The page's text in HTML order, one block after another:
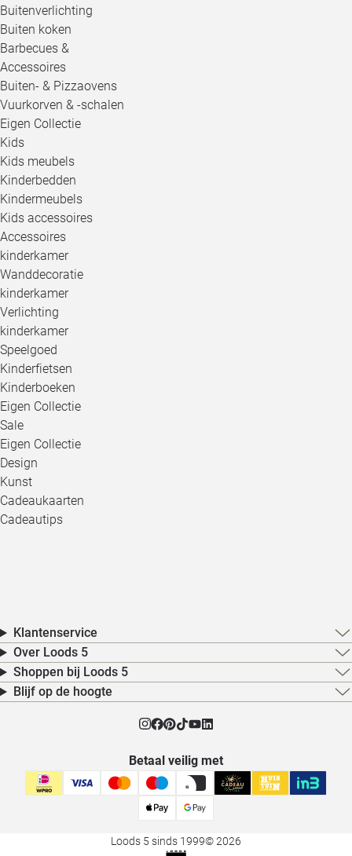
Buitenverlichting
Buiten koken
Barbecues &
Accessoires
Buiten- & Pizzaovens
Vuurkorven & -schalen
Eigen Collectie
Kids
Kids meubels
Kinderbedden
Kindermeubels
Kids accessoires
Accessoires
kinderkamer
Wanddecoratie
kinderkamer
Verlichting
kinderkamer
Speelgoed
Kinderfietsen
Kinderboeken
Eigen Collectie
Sale
Eigen Collectie
Design
Kunst
Cadeaukaarten
Cadeautips
Klantenservice
Over Loods 5
Shoppen bij Loods 5
Blijf op de hoogte
Betaal veilig met
Loods 5 sinds 1999© 2026